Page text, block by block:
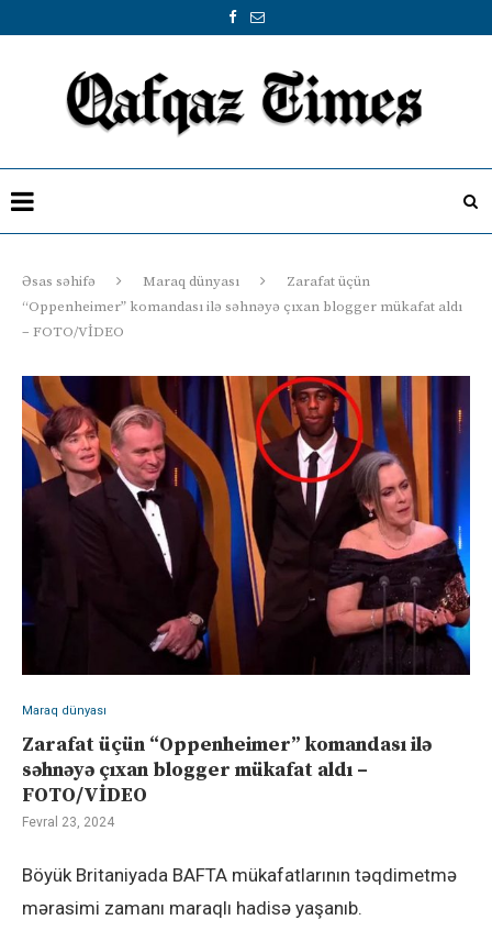
Əsas səhifə Maraq dünyası
Zarafat üçün
“Oppenheimer” komandası ilə səhnəyə çıxan blogger mükafat aldı
– FOTO/VİDEO
Maraq dünyası
Zarafat üçün “Oppenheimer” komandası ilə
səhnəyə çıxan blogger mükafat aldı –
FOTO/VİDEO
Fevral 23, 2024
Böyük Britaniyada BAFTA mükafatlarının təqdimetmə
mərasimi zamanı maraqlı hadisə yaşanıb.